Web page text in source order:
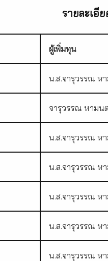
รายละเอี
ผู้เพิ่มทุน
น.ส.จารุวรรณ ห
จารุวรรณ หามน
น.ส.จารุวรรณ ห
น.ส.จารุวรรณ ห
น.ส.จารุวรรณ ห
น.ส.จารุวรรณ ห
น.ส.จารุวรรณ ห